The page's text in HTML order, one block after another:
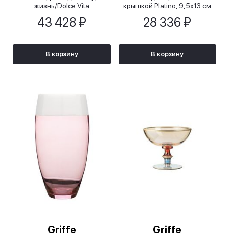
жизнь/Dolce Vita
43 428 ₽
В корзину
крышкой Platino, 9,5х13 см
28 336 ₽
В корзину
Griffe Griffe